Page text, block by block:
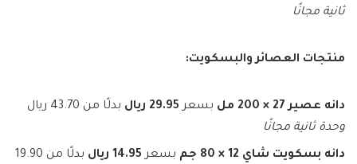
ثانية مجانًا
منتجات العصائر والبسكويت:
دانه عصير 27 × 200 مل بسعر 29.95 ريال
بدلًا من 43.70 ريال
وحدة ثانية مجانًا
دانه بسكويت شاي 12 × 80 جم بسعر 14.95 ريال
بدلًا من 19.90